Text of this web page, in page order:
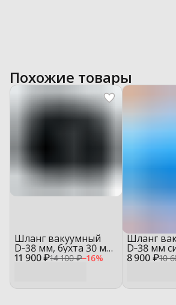
Похожие товары
11 900 ₽14 100 ₽−16%
Шланг вакуумный
D‑38 мм, бухта 30 м
— HOVC38 8 900 ₽10
Шланг
D‑38 мм
20 м —